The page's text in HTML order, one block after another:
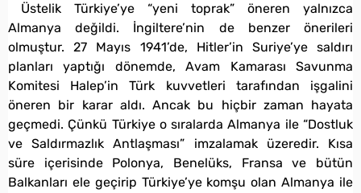
Üstelik Türkiye’ye “yeni toprak” öneren yalnızca
Almanya değildi. İngiltere’nin de benzer önerileri
olmuştur. 27 Mayıs 1941’de, Hitler’in Suriye’ye saldırı
planları yaptığı dönemde, Avam Kamarası Savunma
Komitesi Halep’in Türk kuvvetleri tarafından işgalini
öneren bir karar aldı. Ancak bu hiçbir zaman hayata
geçmedi. Çünkü Türkiye o sıralarda Almanya ile “Dostluk
ve Saldırmazlık Antlaşması” imzalamak üzeredir. Kısa
süre içerisinde Polonya, Benelüks, Fransa ve bütün
Balkanları ele geçirip Türkiye’ye komşu olan Almanya ile